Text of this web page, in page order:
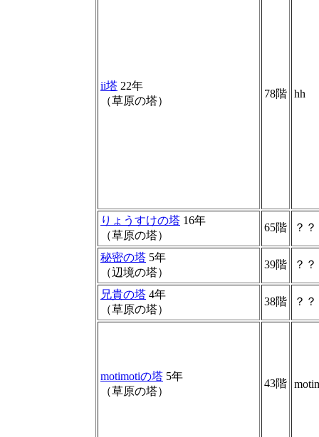
ii塔 22年
（草原の塔）
78階 hh
りょうすけの塔 16年
（草原の塔）
65階 ？
秘密の塔 5年
（辺境の塔）
39階 ？
兄貴の塔 4年
（草原の塔）
38階 ？
motimotiの塔 5年
（草原の塔）
43階